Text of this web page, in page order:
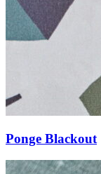
Ponge Blackout